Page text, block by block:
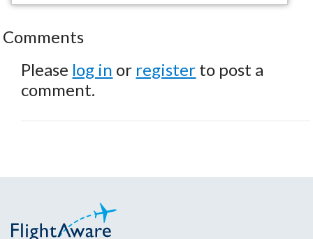
Comments
Please log in or register to post a
comment.